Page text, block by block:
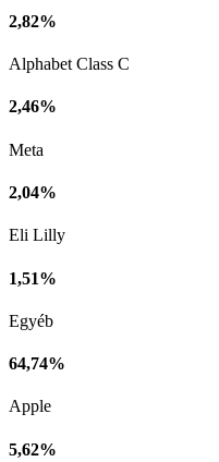
2,82%
Alphabet Class C
2,46%
Meta
2,04%
Eli Lilly
1,51%
Egyéb
64,74%
Apple
5,62%